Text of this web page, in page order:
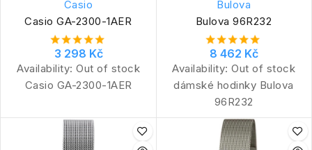
Casio
Casio GA-2300-1AER
3 298 Kč
Availability: Out of stock
Casio GA-2300-1AER
Bulova
Bulova 96R232
8 462 Kč
Availability: Out of stock
dámské hodinky Bulova
96R232